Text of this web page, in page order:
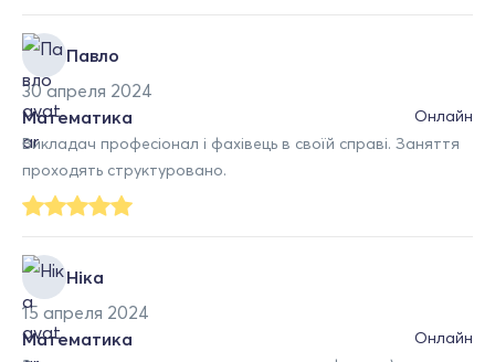
Павло
30 апреля 2024
Онлайн
Математика
Викладач професіонал і фахівець в своїй справі. Заняття
проходять структуровано.
Ніка
15 апреля 2024
Онлайн
Математика